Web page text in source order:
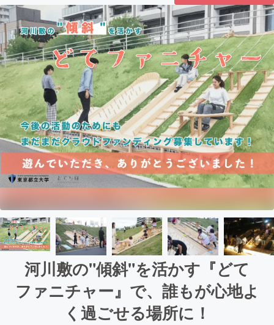
河川敷の"傾斜"を活かす『どて
ファニチャー』で、誰もが心地よ
く過ごせる場所に！